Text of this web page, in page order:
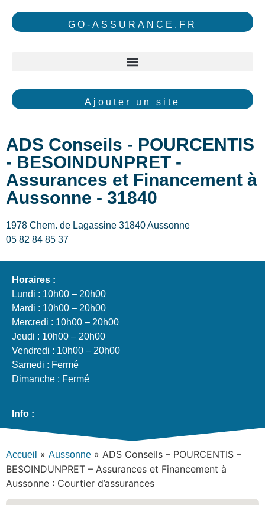
GO-ASSURANCE.FR
Ajouter un site
ADS Conseils - POURCENTIS
- BESOINDUNPRET -
Assurances et Financement à
Aussonne - 31840
1978 Chem. de Lagassine 31840 Aussonne
05 82 84 85 37
Horaires :
Lundi : 10h00 – 20h00
Mardi : 10h00 – 20h00
Mercredi : 10h00 – 20h00
Jeudi : 10h00 – 20h00
Vendredi : 10h00 – 20h00
Samedi : Fermé
Dimanche : Fermé
Info :
Accueil » Aussonne » ADS Conseils – POURCENTIS –
BESOINDUNPRET – Assurances et Financement à
Aussonne : Courtier d’assurances